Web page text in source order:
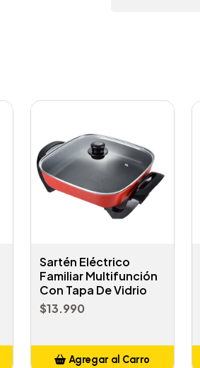
Sartén Eléctrico
Familiar Multifunción
Con Tapa De Vidrio
$13.990
Agregar al Carro